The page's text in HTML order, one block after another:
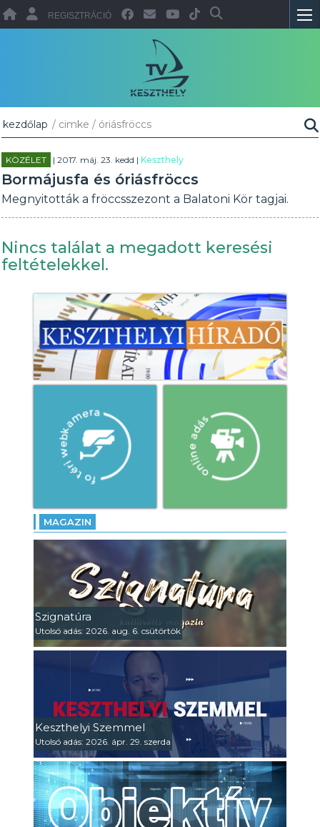
REGISZTRÁCIÓ
kezdőlap / cimke / óriásfröccs
KÖZÉLET | 2017. máj. 23. kedd |Keszthely
Bormájusfa és óriásfröccs
Megnyitották a fröccsszezont a Balatoni Kör tagjai.
Nincs találat a megadott keresési
feltételekkel.
MAGAZIN
Szignatúra
Utolsó adás: 2026. aug. 6. csütörtök
Keszthelyi Szemmel
Utolsó adás: 2026. ápr. 29. szerda